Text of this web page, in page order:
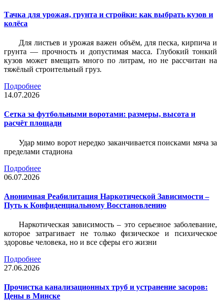
Тачка для урожая, грунта и стройки: как выбрать кузов и
колёса
Для листьев и урожая важен объём, для песка, кирпича и
грунта — прочность и допустимая масса. Глубокий тонкий
кузов может вмещать много по литрам, но не рассчитан на
тяжёлый строительный груз.
Подробнее
14.07.2026
Сетка за футбольными воротами: размеры, высота и
расчёт площади
Удар мимо ворот нередко заканчивается поисками мяча за
пределами стадиона
Подробнее
06.07.2026
Анонимная Реабилитация Наркотической Зависимости –
Путь к Конфиденциальному Восстановлению
Наркотическая зависимость – это серьезное заболевание,
которое затрагивает не только физическое и психическое
здоровье человека, но и все сферы его жизни
Подробнее
27.06.2026
Прочистка канализационных труб и устранение засоров:
Цены в Минске